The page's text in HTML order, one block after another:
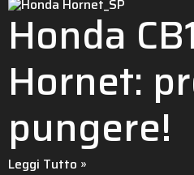
Honda
Hornet:
pungere!
Leggi Tutto »